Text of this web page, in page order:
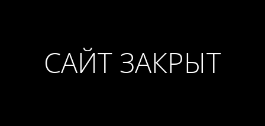
САЙТ ЗАКРЫТ